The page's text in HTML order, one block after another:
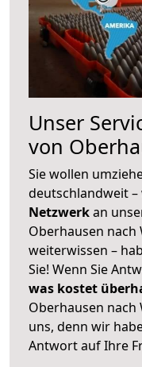
Unser
von
Sie wollen
deutschlandweit
Netzwerkan
Oberhausen nach
weiterwissen –
Sie! Wenn Sie
was kostet
Oberhausen nach
uns, denn wir
Antwort auf Ihre